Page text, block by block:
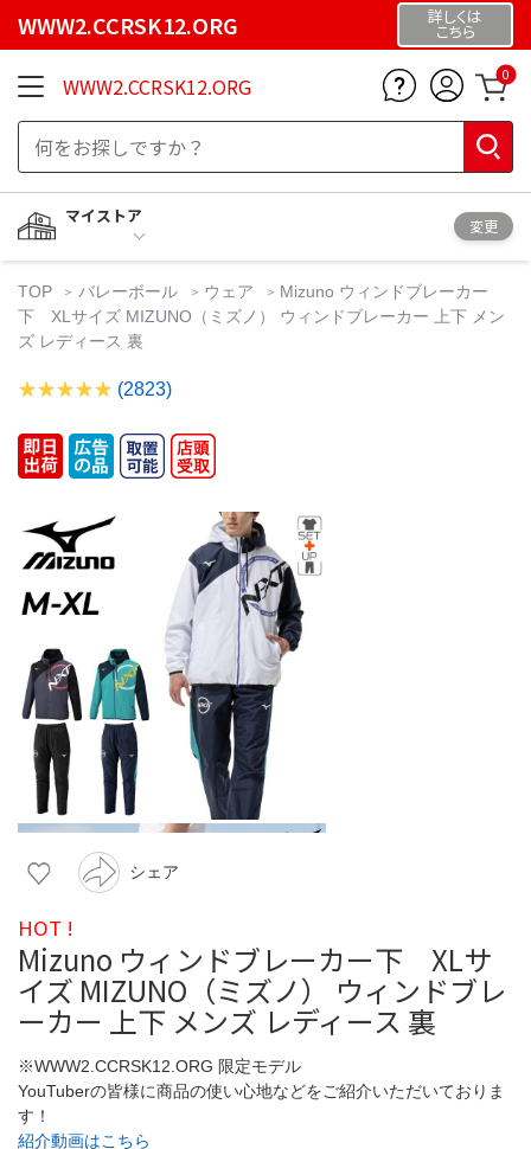
WWW2.CCRSK12.ORG 詳しくは
こちら
WWW2.CCRSK12.ORG 0
マイストア
変更
TOP バレーボール ウェア
Mizuno ウィンドブレーカー
下 XLサイズ MIZUNO（ミズノ） ウィンドブレーカー 上下 メン
ズ レディース 裏
(2823)
シェア
HOT !
Mizuno ウィンドブレーカー下 XLサ
イズ MIZUNO（ミズノ） ウィンドブレ
ーカー 上下 メンズ レディース 裏
※WWW2.CCRSK12.ORG 限定モデル
YouTuberの皆様に商品の使い心地などをご紹介いただいておりま
す！
紹介動画はこちら